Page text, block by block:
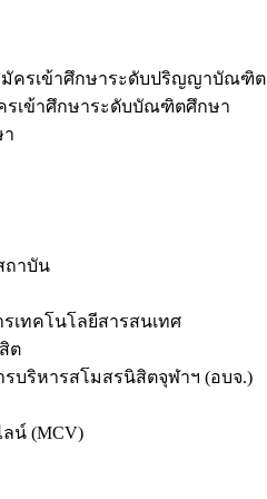
มัครเข้าศึกษาระดับปริญญาบัณฑิต
รเข้าศึกษาระดับบัณฑิตศึกษา
ถาบัน
เทคโนโลยีสารสนเทศ
ต
รบริหารสโมสรนิสิตจุฬาฯ (อบจ.)
น์ (MCV)